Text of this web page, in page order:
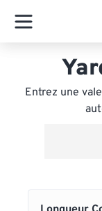
Entrez une